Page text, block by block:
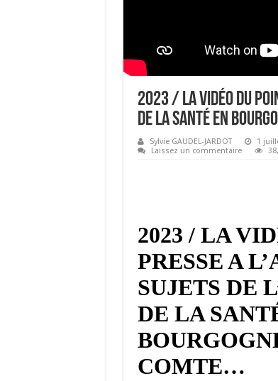
2023 / LA VIDÉO DU
DE LA SANTÉ EN
Sylvie GAUDEL-JARDOT 1
Laissez un commentaire
2023 / LA
PRESSE A
SUJETS DE
DE LA
COMTE…